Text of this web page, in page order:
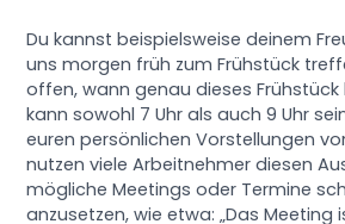
Du kannst beispielsweise deinem
uns morgen früh zum Frühstück
offen, wann genau dieses
kann sowohl 7 Uhr als auch 9 Uhr
euren persönlichen Vorstellungen
nutzen viele Arbeitnehmer diesen
mögliche Meetings oder Termine
anzusetzen, wie etwa: „Das